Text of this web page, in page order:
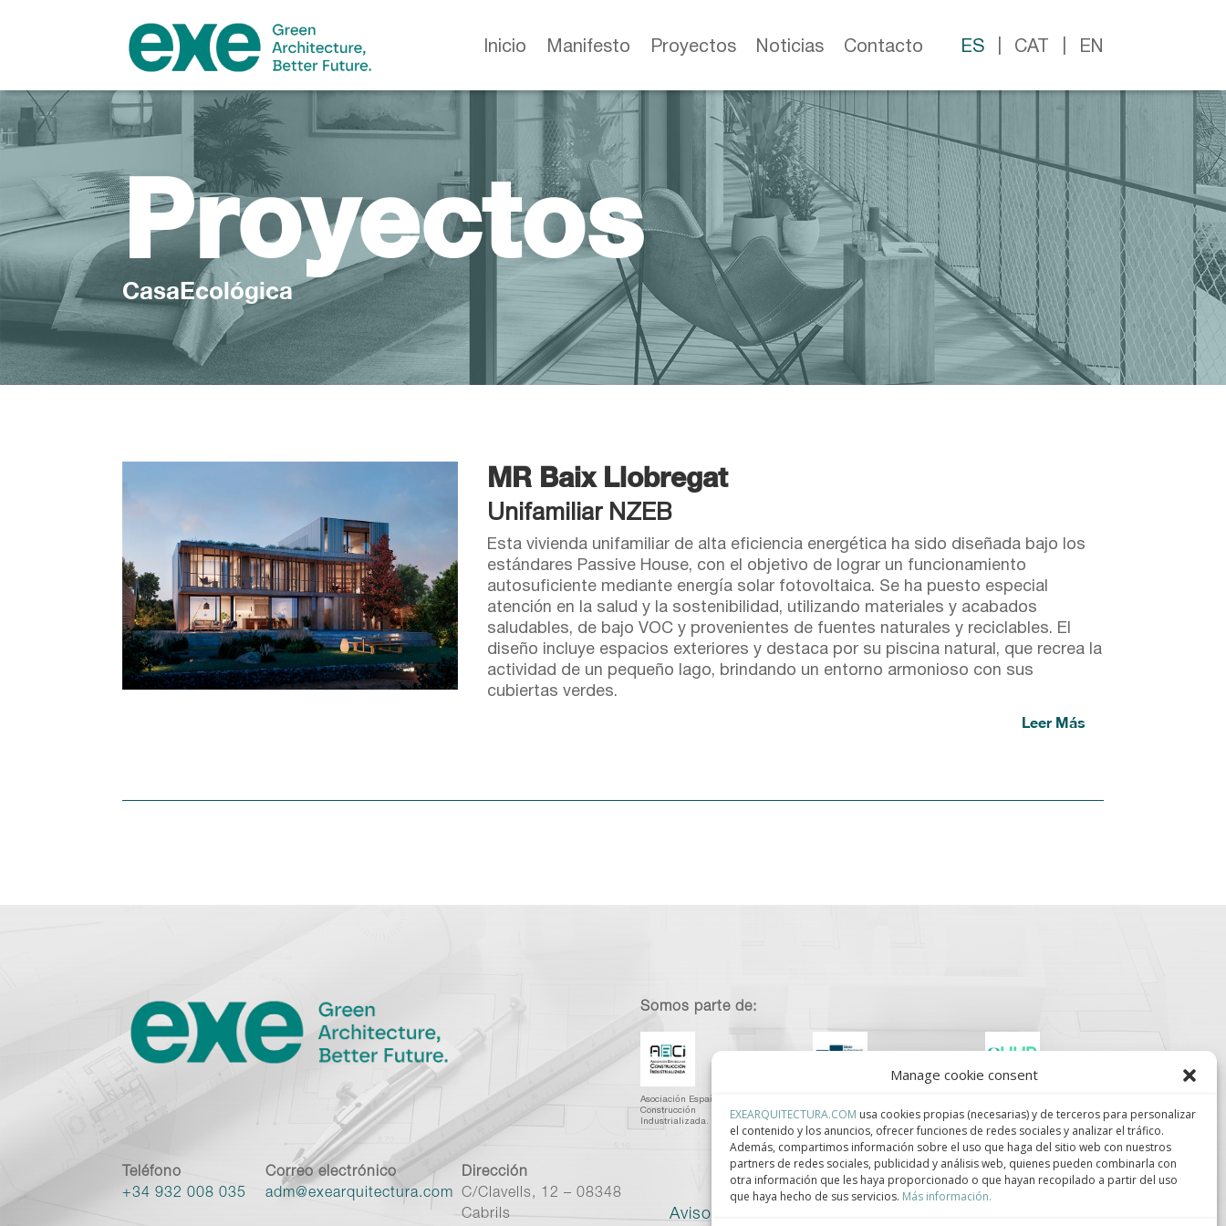
Manage cookie consent
EXEARQUITECTURA.COM usa cookies propias (necesarias) y de terceros para personalizar
el contenido y los anuncios, ofrecer funciones de redes sociales y analizar el tráfico.
Además, compartimos información sobre el uso que haga del sitio web con nuestros
partners de redes sociales, publicidad y análisis web, quienes pueden combinarla con
otra información que les haya proporcionado o que hayan recopilado a partir del uso
que haya hecho de sus servicios. Más información.
Inicio Manifesto Proyectos Noticias Contacto ES CAT EN
Proyectos
CasaEcológica
MR Baix Llobregat
Unifamiliar NZEB
Esta vivienda unifamiliar de alta eficiencia energética ha sido diseñada bajo los
estándares Passive House, con el objetivo de lograr un funcionamiento
autosuficiente mediante energía solar fotovoltaica. Se ha puesto especial
atención en la salud y la sostenibilidad, utilizando materiales y acabados
saludables, de bajo VOC y provenientes de fuentes naturales y reciclables. El
diseño incluye espacios exteriores y destaca por su piscina natural, que recrea la
actividad de un pequeño lago, brindando un entorno armonioso con sus
cubiertas verdes.
Leer Más
Somos parte de:
Asociación Española de
Construcción
Industrializada.
Industrializada de
Tecnológica en
Bioconstrucción y
Paisajismo.
Teléfono
+34 932 008 035
Correo electrónico
adm@exearquitectura.com
Dirección
C/Clavells, 12 – 08348
Cabrils
Aviso legal